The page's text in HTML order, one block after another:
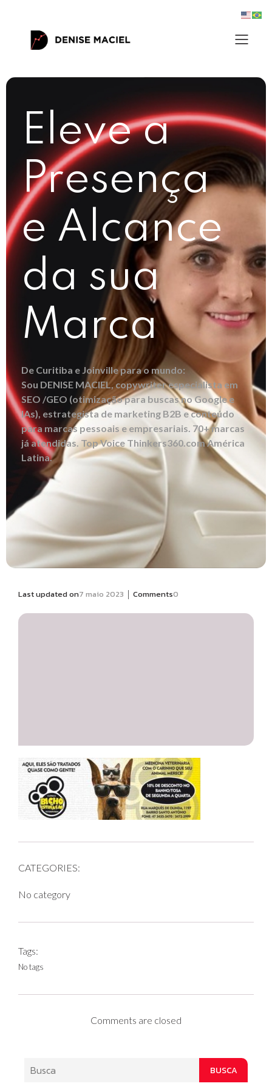
Eleve a
Presença
e Alcance
da sua
Marca
De Curitiba e Joinville para o mundo:
Sou DENISE MACIEL, copywriter especialista em
SEO /GEO (otimização para buscas no Google e
IAs), estrategista de marketing B2B e conteúdo
para marcas pessoais e empresariais. 70+ marcas
já atendidas. Top Voice Thinkers360.com América
Latina.
BUSCA
Last updated on7 maio 2023 | Comments0
CATEGORIES:
No category
Tags:
No tags
Comments are closed